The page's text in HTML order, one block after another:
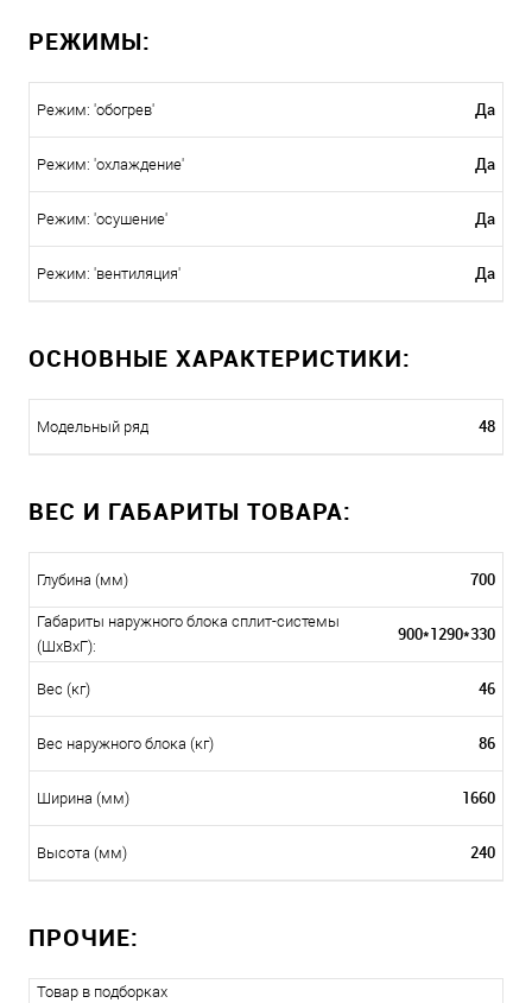
РЕЖИМЫ:
Режим: 'обогрев' Да
Режим: 'охлаждение' Да
Режим: 'осушение' Да
Режим: 'вентиляция' Да
ОСНОВНЫЕ ХАРАКТЕРИСТИКИ:
Модельный ряд 48
ВЕС И ГАБАРИТЫ ТОВАРА:
Глубина (мм) 700
Габариты наружного блока сплит-системы
(ШxВxГ):
900*1290*330
Вес (кг) 46
Вес наружного блока (кг) 86
Ширина (мм) 1660
Высота (мм) 240
ПРОЧИЕ:
Товар в подборках